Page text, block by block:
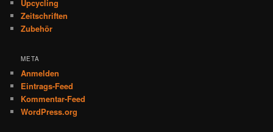
Upcycling
Zeitschriften
Zubehör
META
Anmelden
Eintrags-Feed
Kommentar-Feed
WordPress.org